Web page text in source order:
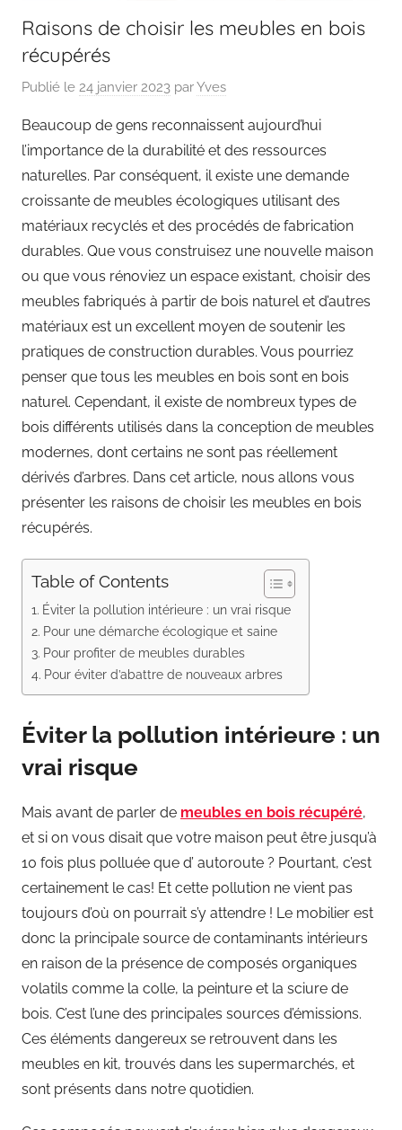
Raisons de choisir les meubles en bois
récupérés
Publié le 24 janvier 2023 parYves
Beaucoup de gens reconnaissent aujourd’hui
l’importance de la durabilité et des ressources
naturelles. Par conséquent, il existe une demande
croissante de meubles écologiques utilisant des
matériaux recyclés et des procédés de fabrication
durables. Que vous construisez une nouvelle maison
ou que vous rénoviez un espace existant, choisir des
meubles fabriqués à partir de bois naturel et d’autres
matériaux est un excellent moyen de soutenir les
pratiques de construction durables. Vous pourriez
penser que tous les meubles en bois sont en bois
naturel. Cependant, il existe de nombreux types de
bois différents utilisés dans la conception de meubles
modernes, dont certains ne sont pas réellement
dérivés d’arbres. Dans cet article, nous allons vous
présenter les raisons de choisir les meubles en bois
récupérés.
Table of Contents
Éviter la pollution intérieure : un vrai risque
Pour une démarche écologique et saine
Pour profiter de meubles durables
Pour éviter d’abattre de nouveaux arbres
Éviter la pollution intérieure : un
vrai risque
Mais avant de parler de meubles en bois récupéré,
et si on vous disait que votre maison peut être jusqu’à
10 fois plus polluée que d’ autoroute ? Pourtant, c’est
certainement le cas! Et cette pollution ne vient pas
toujours d’où on pourrait s’y attendre ! Le mobilier est
donc la principale source de contaminants intérieurs
en raison de la présence de composés organiques
volatils comme la colle, la peinture et la sciure de
bois. C’est l’une des principales sources d’émissions.
Ces éléments dangereux se retrouvent dans les
meubles en kit, trouvés dans les supermarchés, et
sont présents dans notre quotidien.